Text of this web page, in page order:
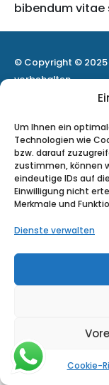
Um Ihnen ein
Technologien wie
bzw. darauf
zustimmen, können
eindeutige IDs auf
Einwilligung nicht
Merkmale und
Dienste verwalten
Cookie-
bibendum vitae
© Copyright © 2025
vorbehalten.